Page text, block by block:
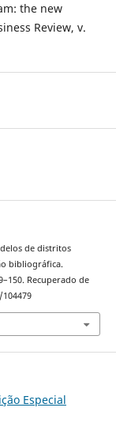
the new
Review, v.
de distritos
bibliográfica.
Recuperado de
Especial